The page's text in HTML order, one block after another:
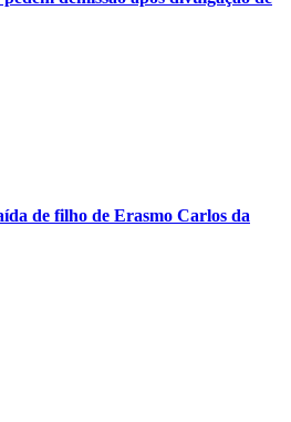
de filho de Erasmo Carlos da